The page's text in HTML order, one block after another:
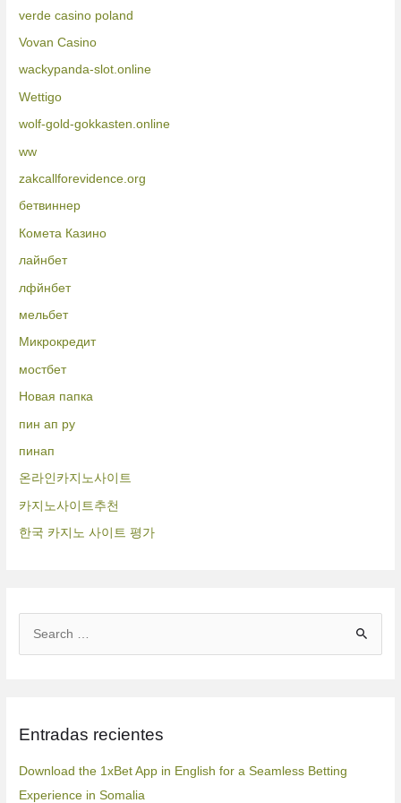
verde casino poland
Vovan Casino
wackypanda-slot.online
Wettigo
wolf-gold-gokkasten.online
ww
zakcallforevidence.org
бетвиннер
Комета Казино
лайнбет
лфйнбет
мельбет
Микрокредит
мостбет
Новая папка
пин ап ру
пинап
온라인카지노사이트
카지노사이트추천
한국 카지노 사이트 평가
a
Entradas recientes
Download the 1xBet App in English for a Seamless Betting
Experience in Somalia